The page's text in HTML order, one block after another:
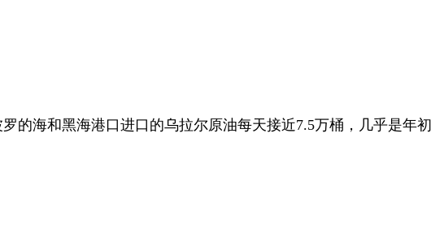
罗的海和黑海港口进口的乌拉尔原油每天接近7.5万桶，几乎是年初